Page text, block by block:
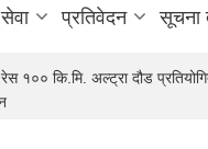
प्रतिवेदन सूचना
कि.मि. अल्ट्रा दौड